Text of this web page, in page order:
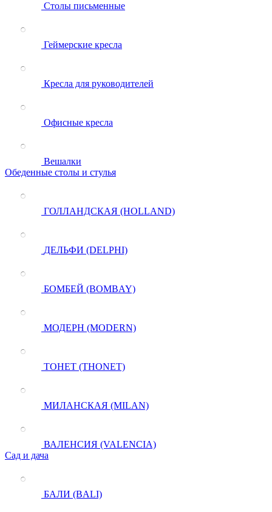
Столы письменные
Геймерские кресла
Кресла для руководителей
Офисные кресла
Вешалки
Обеденные столы и стулья
ГОЛЛАНДСКАЯ (HOLLAND)
ДЕЛЬФИ (DELPHI)
БОМБЕЙ (BOMBAY)
МОДЕРН (MODERN)
ТОНЕТ (THONET)
МИЛАНСКАЯ (MILAN)
ВАЛЕНСИЯ (VALENCIA)
Сад и дача
БАЛИ (BALI)